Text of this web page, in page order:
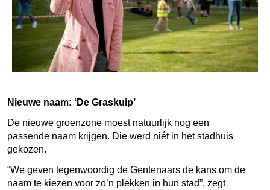
Nieuwe naam: ‘De Graskuip’
De nieuwe groenzone moest natuurlijk nog een
passende naam krijgen. Die werd niét in het stadhuis
gekozen.
“We geven tegenwoordig de Gentenaars de kans om de
naam te kiezen voor zo’n plekken in hun stad”, zegt